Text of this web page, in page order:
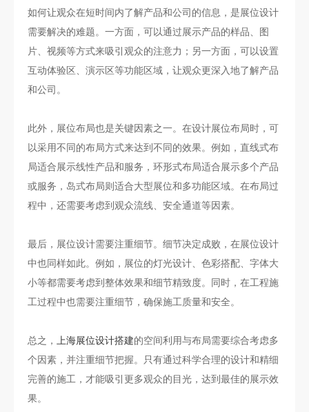
如何让观众在短时间内了解产品和公司的信息，是展位设计
需要解决的难题。一方面，可以通过展示产品的样品、图
片、视频等方式来吸引观众的注意力；另一方面，可以设置
互动体验区、演示区等功能区域，让观众更深入地了解产品
和公司。
此外，展位布局也是关键因素之一。在设计展位布局时，可
以采用不同的布局方式来达到不同的效果。例如，直线式布
局适合展示线性产品和服务，环形式布局适合展示多个产品
或服务，岛式布局则适合大型展位和多功能区域。在布局过
程中，还需要考虑到观众流线、安全通道等因素。
最后，展位设计需要注重细节。细节决定成败，在展位设计
中也同样如此。例如，展位的灯光设计、色彩搭配、字体大
小等都需要考虑到整体效果和细节精致度。同时，在工程施
工过程中也需要注重细节，确保施工质量和安全。
总之， 上海展位设计搭建的空间利用与布局需要综合考虑多
个因素，并注重细节把握。只有通过科学合理的设计和精细
完善的施工，才能吸引更多观众的目光，达到最佳的展示效
果。